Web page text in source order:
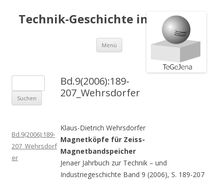
Technik-Geschichte in Jena e.V.
Menü Springe
Inhalt
Bd.9(2006):189-
207_Wehrsdorfer
Klaus-Dietrich Wehrsdorfer
Magnetköpfe für Zeiss-
Magnetbandspeicher
Jenaer Jahrbuch zur Technik – und
Industriegeschichte Band 9 (2006), S. 189-207
u
c
n
a
c
Bd.9(2006):189-
207_Wehrsdorf
er